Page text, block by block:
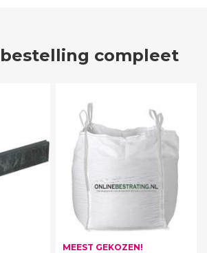
compleet
MEEST GEKOZEN!